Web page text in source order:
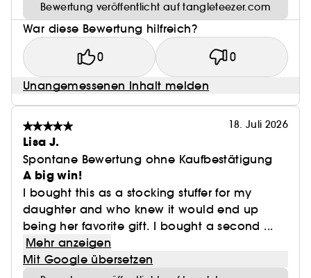
Bewertung veröffentlicht auf tangleteezer.com
War diese Bewertung hilfreich?
0 0
Unangemessenen Inhalt melden
18. Juli 2026
Lisa J.
Spontane Bewertung ohne Kaufbestätigung
A big win!
I bought this as a stocking stuffer for my
daughter and who knew it would end up
being her favorite gift. I bought a second ...
Mehr anzeigen
Mit Google übersetzen